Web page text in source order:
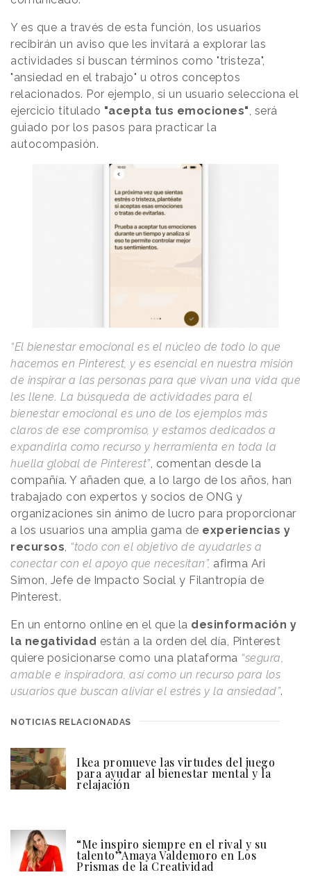
Y es que a través de esta función, los usuarios
recibirán un aviso que les invitará a explorar las
actividades si buscan términos como "tristeza",
"ansiedad en el trabajo" u otros conceptos
relacionados. Por ejemplo, si un usuario selecciona el
ejercicio titulado "acepta tus emociones" , será
guiado por los pasos para practicar la
autocompasión.
“El bienestar emocional es el núcleo de todo lo que
hacemos en Pinterest, y es esencial en nuestra misión
de inspirar a las personas para que vivan una vida que
les llene. La búsqueda de actividades para el
bienestar emocional es uno de los ejemplos más
claros de ese compromiso, y estamos dedicados a
expandirla como recurso y herramienta en toda la
huella global de Pinterest”, comentan desde la
compañía. Y añaden que, a lo largo de los años, han
trabajado con expertos y socios de ONG y
organizaciones sin ánimo de lucro para proporcionar
a los usuarios una amplia gama de experiencias y
recursos, “todo con el objetivo de ayudarles a
conectar con el apoyo que necesitan”, afirma Ari
Simon, Jefe de Impacto Social y Filantropía de
Pinterest.
En un entorno online en el que la desinformación y
la negatividad están a la orden del día, Pinterest
quiere posicionarse como una plataforma “segura,
amable e inspiradora, así como un recurso para los
usuarios que buscan aliviar el estrés y la ansiedad”.
NOTICIAS RELACIONADAS
Ikea promueve las virtudes del juego
para ayudar al bienestar mental y la
relajación
“Me inspiro siempre en el rival y su
talento”Amaya Valdemoro en Los
Prismas de la Creatividad